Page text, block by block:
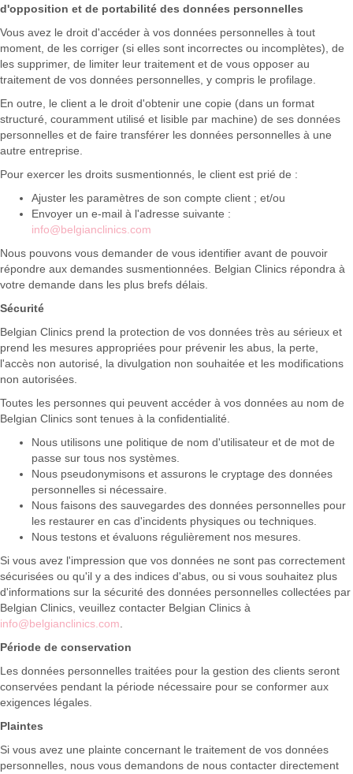
d'opposition et de portabilité des données personnelles
Vous avez le droit d'accéder à vos données personnelles à tout
moment, de les corriger (si elles sont incorrectes ou incomplètes), de
les supprimer, de limiter leur traitement et de vous opposer au
traitement de vos données personnelles, y compris le profilage.
En outre, le client a le droit d'obtenir une copie (dans un format
structuré, couramment utilisé et lisible par machine) de ses données
personnelles et de faire transférer les données personnelles à une
autre entreprise.
Pour exercer les droits susmentionnés, le client est prié de :
Ajuster les paramètres de son compte client ; et/ou
Envoyer un e-mail à l'adresse suivante :
info@belgianclinics.com
Nous pouvons vous demander de vous identifier avant de pouvoir
répondre aux demandes susmentionnées. Belgian Clinics répondra à
votre demande dans les plus brefs délais.
Sécurité
Belgian Clinics prend la protection de vos données très au sérieux et
prend les mesures appropriées pour prévenir les abus, la perte,
l'accès non autorisé, la divulgation non souhaitée et les modifications
non autorisées.
Toutes les personnes qui peuvent accéder à vos données au nom de
Belgian Clinics sont tenues à la confidentialité.
Nous utilisons une politique de nom d'utilisateur et de mot de
passe sur tous nos systèmes.
Nous pseudonymisons et assurons le cryptage des données
personnelles si nécessaire.
Nous faisons des sauvegardes des données personnelles pour
les restaurer en cas d'incidents physiques ou techniques.
Nous testons et évaluons régulièrement nos mesures.
Si vous avez l'impression que vos données ne sont pas correctement
sécurisées ou qu'il y a des indices d'abus, ou si vous souhaitez plus
d'informations sur la sécurité des données personnelles collectées par
Belgian Clinics, veuillez contacter Belgian Clinics à
info@belgianclinics.com
Période de conservation
Les données personnelles traitées pour la gestion des clients seront
conservées pendant la période nécessaire pour se conformer aux
exigences légales.
Plaintes
Si vous avez une plainte concernant le traitement de vos données
personnelles, nous vous demandons de nous contacter directement